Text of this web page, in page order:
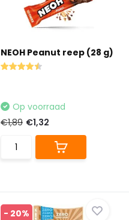
NEOH Peanut reep (28 g)
Op voorraad
€1,89 €1,32
- 20%